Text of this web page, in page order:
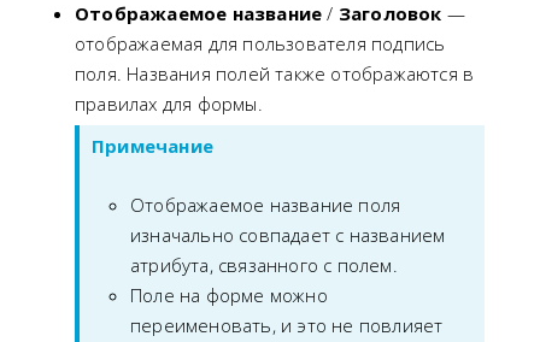
Отображаемое название / Заголовок —
отображаемая для пользователя подпись
поля. Названия полей также отображаются в
правилах для формы.
Примечание
Отображаемое название поля
изначально совпадает с названием
атрибута, связанного с полем.
Поле на форме можно
переименовать, и это не повлияет